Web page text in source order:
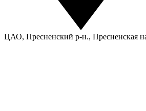
ЦАО, Пресненский р-н., Пресненская